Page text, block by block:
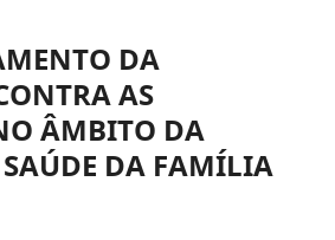
DA
AS
ÂMBITO DA
SAÚDE DA FAMÍLIA